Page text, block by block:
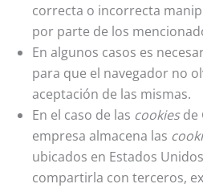
correcta o incorrecta
por parte de los
En algunos casos es
para que el navegador no
aceptación de las mismas.
En el caso de las cookiesde
empresa almacena las
ubicados en Estados
compartirla con terceros,